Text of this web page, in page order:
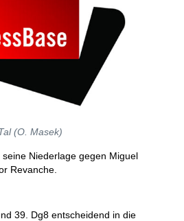
(O. Masek)
Niederlage gegen Miguel
Revanche.
39. Dg8 entscheidend in die